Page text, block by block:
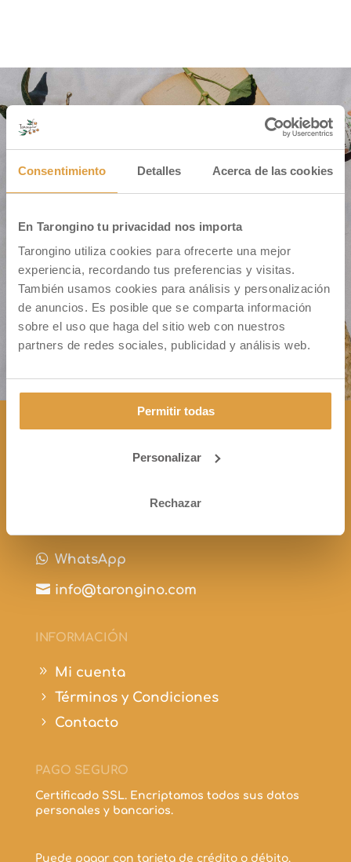
Consentimiento Detalles Acerca de las cookies
En Tarongino tu privacidad nos importa
Tarongino utiliza cookies para ofrecerte una mejor
experiencia, recordando tus preferencias y visitas.
También usamos cookies para análisis y personalización
de anuncios. Es posible que se comparta información
sobre el uso que haga del sitio web con nuestros
partners de redes sociales, publicidad y análisis web.
Permitir todas
Personalizar
Rechazar
Cm. Montiver S/N – Pol. 31 Parc. 335
46500 Sagunto (VALENCIA)
CONTÁCTANOS
+34 963 172 344
 WhatsApp
 info@tarongino.com
INFORMACIÓN
9 Mi cuenta
5 Términos y Condiciones
5 Contacto
PAGO SEGURO
Certificado SSL. Encriptamos todos sus datos
personales y bancarios.
Puede pagar con tarjeta de crédito o débito.